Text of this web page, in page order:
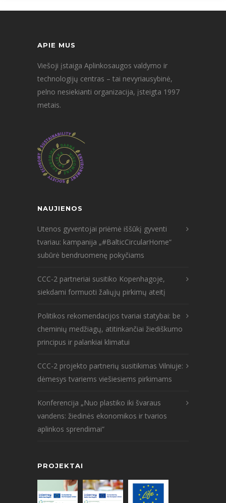
APIE MUS
Viešoji įstaiga Aplinkosaugos valdymo ir
technologijų centras – tai nevyriausybinė,
pelno nesiekianti organizacija, įsteigta 1997
metais.
NAUJIENOS
Utenos gyventojai priėmė iššūkį gyventi
tvariau: kampanija „#BalticCircularHome“
subūrė bendruomenę pokyčiams
CCC-2 partneriai susitiko Kopenhagoje,
siekdami formuoti žaliųjų pirkimų ateitį
Politikos rekomendacijos tvariai statybai: be
cheminių medžiagų, atitinkančiai žiediškumo
principus ir palankiai klimatui
CCC-2 projekto partnerių susitikimas Vilniuje:
dėmesys tvariems viešiesiems pirkimams
Konferencija „Nuo plastiko iki švaraus
vandens: žiedinės ekonomikos ir tvarios
aplinkos sprendimai“
PROJEKTAI